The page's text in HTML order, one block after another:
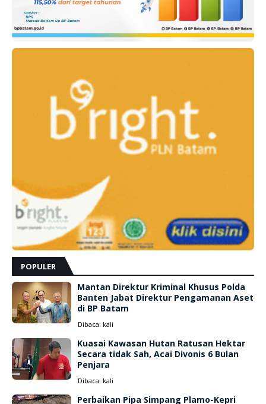
POPULER
Mantan Direktur Kriminal Khusus Polda
Banten Jabat Direktur Pengamanan Aset
di BP Batam
Dibaca: kali
Kuasai Kawasan Hutan Ratusan Hektar
Secara tidak Sah, Acai Divonis 6 Bulan
Penjara
Dibaca: kali
Perbaikan Pipa Simpang Plamo-Kepri